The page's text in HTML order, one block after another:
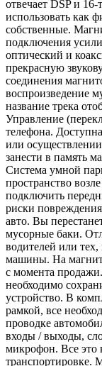
отвечает DSP и
использовать как
собственные.
подключения
оптический и
прекрасную
соединения
воспроизведение
название трека
Управление
телефона.
или
занести в память
Система умной
пространство
подключить
риски
авто. Вы
мусорные баки.
водителей или тех,
машины. На
с момента
необходимо
устройство. В
рамкой, все
проводке
входы / выходы,
микрофон. Все это
транспортировке.